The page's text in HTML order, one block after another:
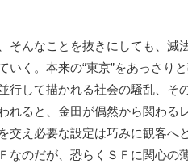
んなことを抜きにしても、滅
く。本来の“東京”をあっさり
行して描かれる社会の騒乱、そ
れると、金田が偶然から関わる
交え必要な設定は巧みに観客へ
なのだが、恐らくＳＦに関心の